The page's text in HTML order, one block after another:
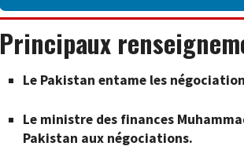
Principaux
Le Pakistan entame les
Le ministre des finances
Pakistan aux négociations.